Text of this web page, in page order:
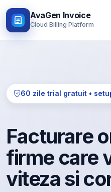
AvaGen Invoice
Cloud Billing Platform
60 zile trial gratuit •
Facturare
firme care
viteza si